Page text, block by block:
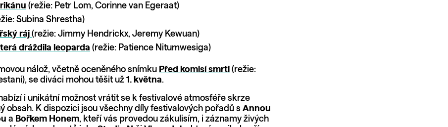
(režie: Petr Lom, Corinne van Egeraat)
Subina Shrestha)
ráj (režie: Jimmy Hendrickx, Jeremy Kewuan)
dráždila leoparda (režie: Patience Nitumwesiga)
nálož, včetně oceněného snímku Před komisí smrti (režie:
se diváci mohou těšit už 1. května.
i unikátní možnost vrátit se k festivalové atmosféře skrze
obsah. K dispozici jsou všechny díly festivalových pořadů s Annou
a Bořkem Honem, kteří vás provedou zákulisím, i záznamy živých